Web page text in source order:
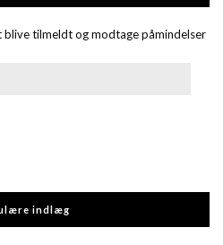
tilmeldt og modtage påmindelser
indlæg